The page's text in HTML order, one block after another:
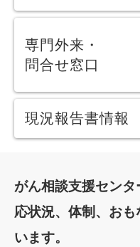
専門外来・
問合せ窓口
現況報告書情報
がん相談支援セン
応状況、体制、お
います。